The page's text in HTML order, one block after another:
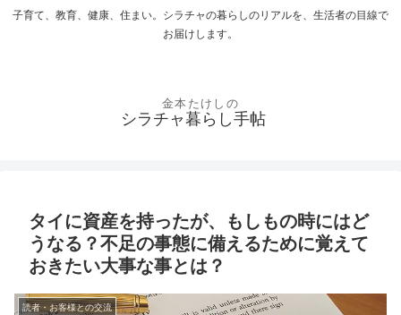
子育て、教育、健康、住まい。シラチャの暮らしのリアルを、生活者の目線で
お届けします。
シラチャ暮らし手帖
タイに資産を持ったが、もしもの時にはど
うなる？不足の事態に備えるために覚えて
おきたい大事な事とは？
読者・お客様との交流